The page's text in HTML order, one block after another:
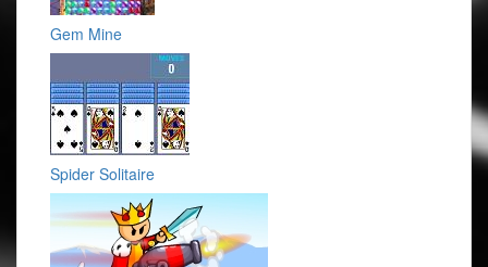
Gem Mine
Spider Solitaire